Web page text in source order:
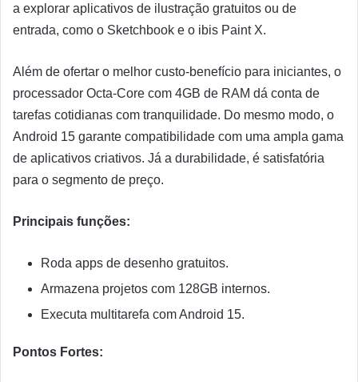
a explorar aplicativos de ilustração gratuitos ou de
entrada, como o Sketchbook e o ibis Paint X.
Além de ofertar o melhor custo-benefício para iniciantes, o
processador Octa-Core com 4GB de RAM dá conta de
tarefas cotidianas com tranquilidade. Do mesmo modo, o
Android 15 garante compatibilidade com uma ampla gama
de aplicativos criativos. Já a durabilidade, é satisfatória
para o segmento de preço.
Principais funções:
Roda apps de desenho gratuitos.
Armazena projetos com 128GB internos.
Executa multitarefa com Android 15.
Pontos Fortes: